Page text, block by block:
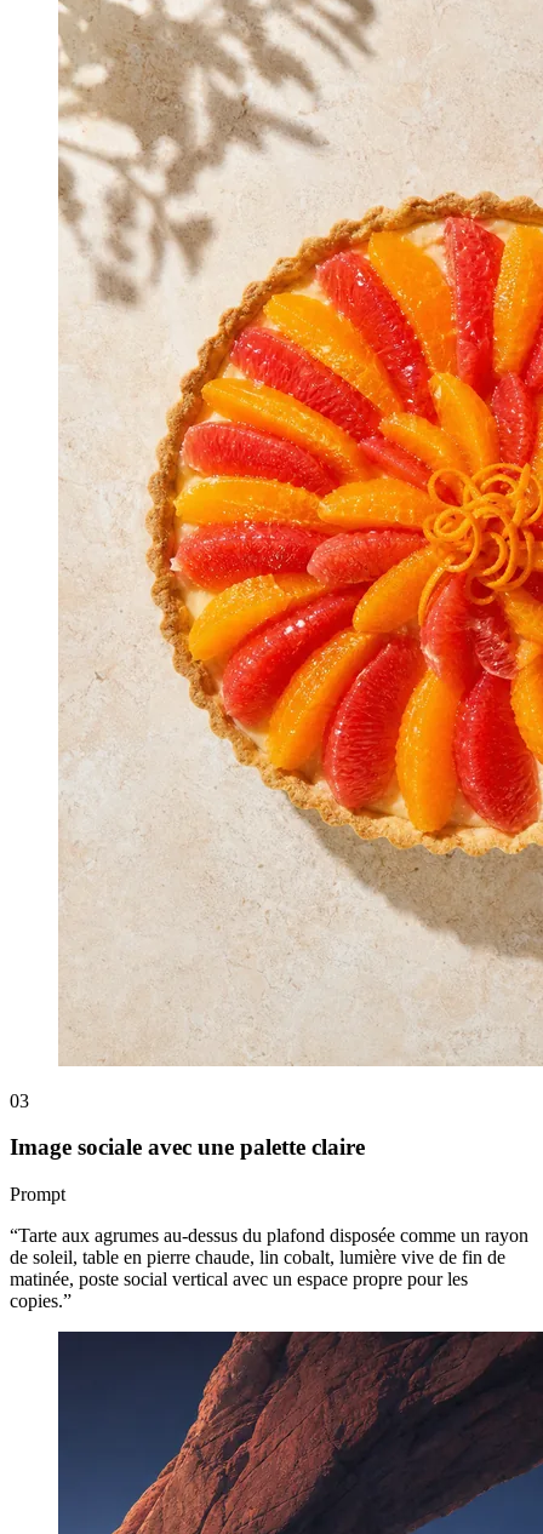
03
Image sociale avec une palette claire
Prompt
“Tarte aux agrumes au-dessus du plafond disposée comme un rayon
de soleil, table en pierre chaude, lin cobalt, lumière vive de fin de
matinée, poste social vertical avec un espace propre pour les
copies.”